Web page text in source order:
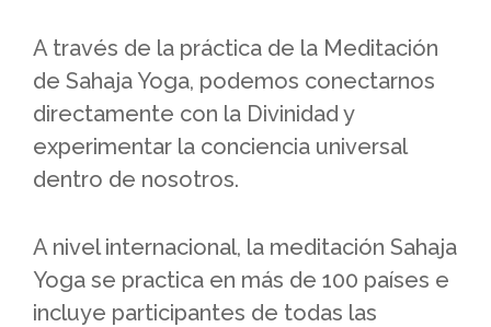
A través de la práctica de la Meditación
de Sahaja Yoga, podemos conectarnos
directamente con la Divinidad y
experimentar la conciencia universal
dentro de nosotros.
A nivel internacional, la meditación Sahaja
Yoga se practica en más de 100 países e
incluye participantes de todas las